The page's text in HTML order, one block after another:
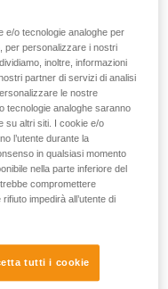
e/o tecnologie analoghe per
per personalizzare i nostri
inoltre, informazioni
partner di servizi di analisi
le nostre
tecnologie analoghe saranno
su altri siti. I cookie e/o
l’utente durante la
in qualsiasi momento
nella parte inferiore del
compromettere
impedirà all’utente di
tutti i cookie